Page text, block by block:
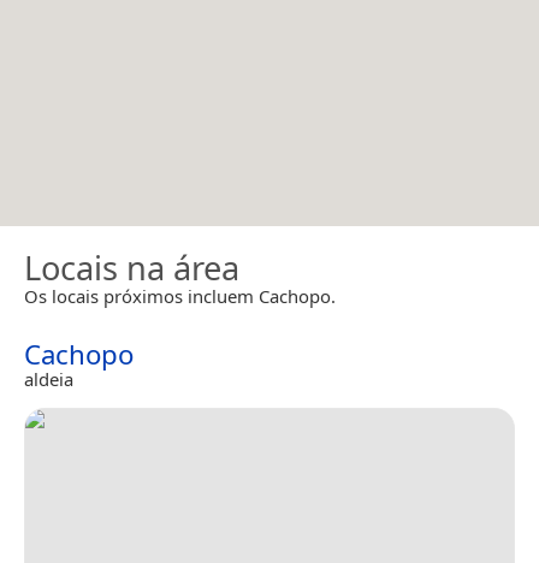
Locais na área
Os locais próximos incluem Cachopo.
Cachopo
aldeia